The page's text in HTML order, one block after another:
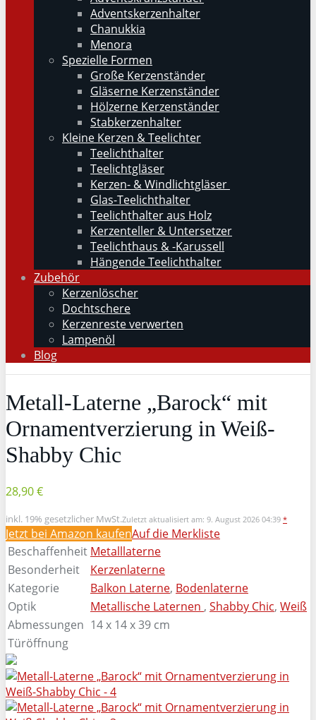
Adventskerzenhalter
Chanukkia
Menora
Spezielle Formen
Große Kerzenständer
Gläserne Kerzenständer
Hölzerne Kerzenständer
Stabkerzenhalter
Kleine Kerzen & Teelichter
Teelichthalter
Teelichtgläser
Kerzen- & Windlichtgläser
Glas-Teelichthalter
Teelichthalter aus Holz
Kerzenteller & Untersetzer
Teelichthaus & -Karussell
Hängende Teelichthalter
Zubehör
Kerzenlöscher
Dochtschere
Kerzenreste verwerten
Lampenöl
Blog
Metall-Laterne „Barock“ mit
Ornamentverzierung in Weiß-
Shabby Chic
28,90 €
inkl. 19% gesetzlicher MwSt.Zuletzt aktualisiert am: 9. August 2026 04:39 *
Jetzt bei Amazon kaufenAuf die Merkliste
Beschaffenheit Metalllaterne
Besonderheit
Kerzenlaterne
Kategorie
Balkon Laterne, Bodenlaterne
Optik
Metallische Laternen , Shabby Chic, Weiß
Abmessungen 14 x 14 x 39 cm
Türöffnung